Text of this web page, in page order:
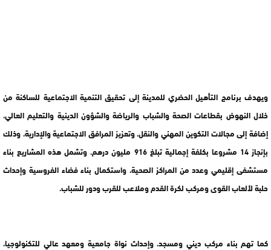
ويهدف برنامج التأهيل الحضري للمدينة إلى تحقيق التنمية الاجتماعية للساكنة من
خلال النهوض بقطاعات الصحة والشباب والرياضة والشؤون الدينية والتعليم العالي،
إضافة إلى مجالات التكوين المهني والنقل، وتعزيز المرافق الاجتماعية والإدارية، وذلك
بإنجاز 14 مشروعا بكلفة إجمالية تبلغ 916 مليون درهم. وتشمل هذه المشاريع بناء
مستشفى إقليمي وعدد من المراكز الصحية، واستكمال بناء فضاء الفروسية وإحداث
حلبة لألعاب القوى ومركب لكرة القدم وملاعب للقرب ودور للشباب.
كما تهم بناء مركب ديني ومسجد، وإحداث نواة جامعية ومعهد عالي للتكنولوجيا،